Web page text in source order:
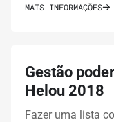
MAIS INFORMAÇÕES
Gestão
Helou 2018
Fazer uma lista